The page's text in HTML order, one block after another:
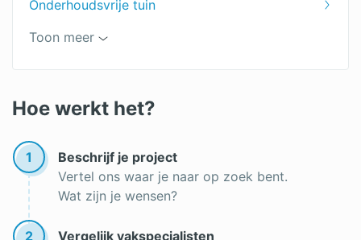
Tuinman
Gras aanleggen
Onderhoud gazon
Boom kappen
Onderhoudsvrije tuin
Hovenier offertes
Tuinaanleg offertes
Boom verwijderen
Toon meer
Hoe werkt het?
1
Beschrijf je project
Vertel ons waar je naar op zoek bent.
Wat zijn je wensen?
2
Vergelijk vakspecialisten